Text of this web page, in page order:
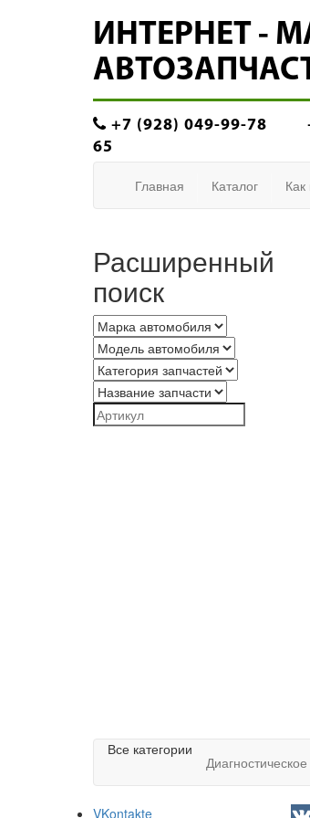
ИНТЕРНЕТ -
+7 (928) 049-99-78
65
Главная Каталог Как
Расширенный
поиск
Все категории
VKontakte